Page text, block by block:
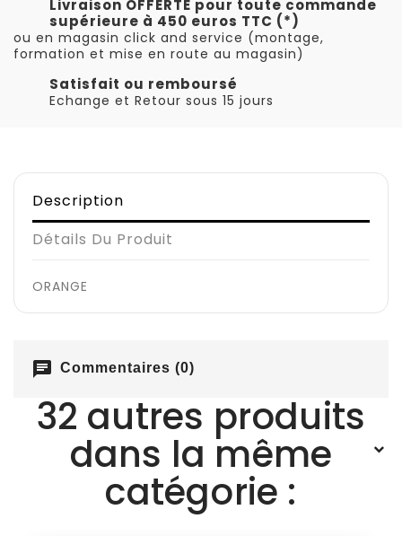
Livraison OFFERTE pour toute commande
supérieure à 450 euros TTC (*)
ou en magasin click and service (montage,
formation et mise en route au magasin)
Satisfait ou remboursé
Echange et Retour sous 15 jours
Description
Détails Du Produit
ORANGE
chat Commentaires (0)
32 autres produits
dans la même
catégorie :